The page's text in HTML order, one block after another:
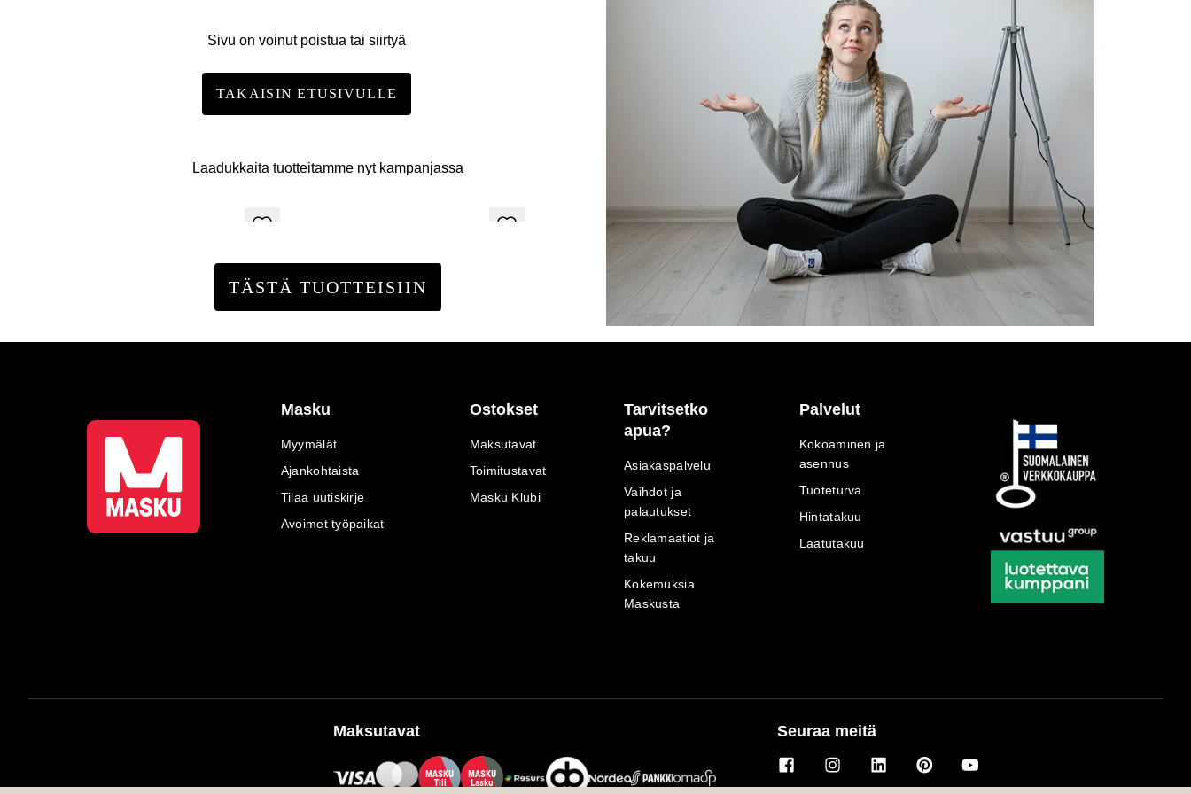
Sivu on voinut poistua tai siirtyä
TAKAISIN ETUSIVULLE
Laadukkaita tuotteitamme nyt kampanjassa
TÄSTÄ TUOTTEISIIN
Masku
Myymälät
Ajankohtaista
Tilaa uutiskirje
Avoimet työpaikat
Ostokset
Maksutavat
Toimitustavat
Masku Klubi
Tarvitsetko
apua?
Asiakaspalvelu
Vaihdot ja
palautukset
Reklamaatiot ja
takuu
Kokemuksia
Maskusta
Palvelut
Kokoaminen ja
asennus
Tuoteturva
Hintatakuu
Laatutakuu
Maksutavat
MASKU
Tili
MASKU
Lasku
Seuraa meitä